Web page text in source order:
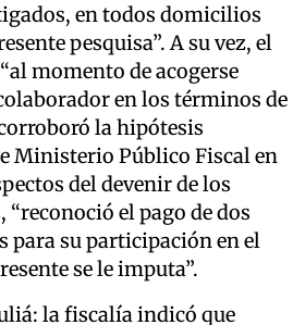
en todos domicilios
pesquisa”. A su vez, el
momento de acogerse
en los términos de
la hipótesis
Ministerio Público Fiscal en
del devenir de los
“reconoció el pago de dos
para su participación en el
se le imputa”.
la fiscalía indicó que